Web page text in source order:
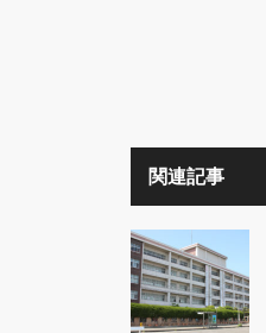
関連記事